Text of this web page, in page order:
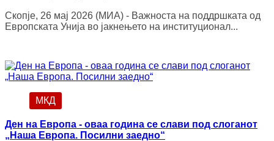
Скопје, 26 мај 2026 (МИА) - Важноста на поддршката од
Европската Унија во јакнењето на институционал...
МКД
Ден на Европа - оваа година се слави под слоганот
„Наша Европа. Посилни заедно“